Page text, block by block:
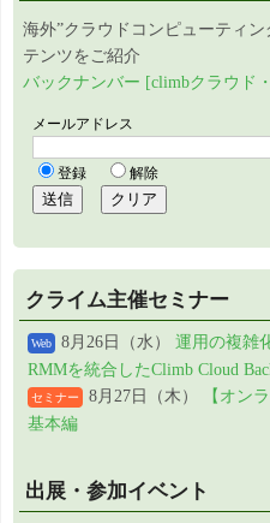
海外”クラウドコンピューティ
テンツをご紹介
バックナンバー [climbクラウド
クライム主催セミナー
Web 8月26日（水） 運用の複雑
RMMを統合したClimb Cloud
セミナー 8月27日（木）
【オン
基本編
出展・参加イベント